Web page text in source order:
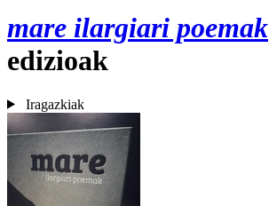
mare ilargiari poemak
edizioak
Iragazkiak